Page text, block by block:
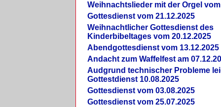
Weihnachtslieder mit der Orgel vom
Gottesdienst vom 21.12.2025
Weihnachtlicher Gottesdienst des
Kinderbibeltages vom 20.12.2025
Abendgottesdienst vom 13.12.2025
Andacht zum Waffelfest am
Audgrund technischer Probleme
Gottestdienst 10.08.2025
Gottesdienst vom 03.08.2025
Gottesdienst vom 25.07.2025